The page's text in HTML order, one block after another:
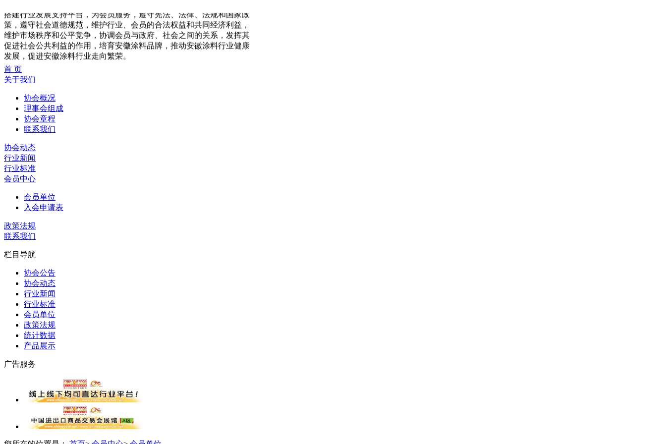
搭建行业发展支持平台，为会员服务，遵守宪法、法律、法规和国家政
策，遵守社会道德规范，维护行业、会员的合法权益和共同经济利益，
维护市场秩序和公平竞争，协调会员与政府、社会之间的关系，发挥其
促进社会公共利益的作用，培育安徽涂料品牌，推动安徽涂料行业健康
发展，促进安徽涂料行业走向繁荣。
首 页
关于我们
协会概况
理事会组成
协会章程
联系我们
协会动态
行业新闻
行业标准
会员中心
会员单位
入会申请表
政策法规
联系我们
栏目导航
协会公告
协会动态
行业新闻
行业标准
会员单位
政策法规
统计数据
产品展示
广告服务